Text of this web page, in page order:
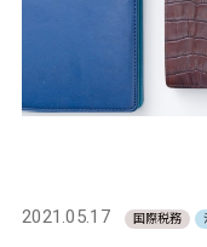
2021.05.17 国際税務